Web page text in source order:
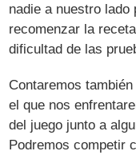
nadie a nuestro
recomenzar la
dificultad de las
Contaremos
el que nos
del juego junto a
Podremos competir